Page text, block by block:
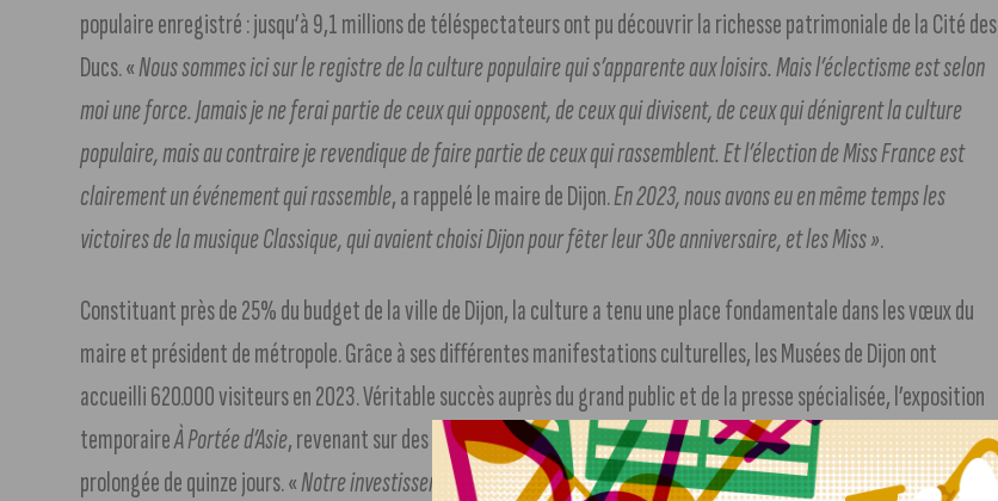
populaire enregistré : jusqu’à 9,1 millions de téléspectateurs ont pu découvrir la richesse patrimoniale de la Cité des
Ducs. «Nous sommes ici sur le registre de la culture populaire qui s’apparente aux loisirs. Mais l’éclectisme est selon
moi une force. Jamais je ne ferai partie de ceux qui opposent, de ceux qui divisent, de ceux qui dénigrent la culture
populaire, mais au contraire je revendique de faire partie de ceux qui rassemblent. Et l’élection de Miss France est
clairement un événement qui rassemble, a rappelé le maire de Dijon.En 2023, nous avons eu en même temps les
victoires de la musique Classique, qui avaient choisi Dijon pour fêter leur 30e anniversaire, et les Miss ».
Constituant près de 25% du budget de la ville de Dijon, la culture a tenu une place fondamentale dans les vœux du
maire et président de métropole. Grâce à ses différentes manifestations culturelles, les Musées de Dijon ont
accueilli 620.000 visiteurs en 2023. Véritable succès auprès du grand public et de la presse spécialisée, l’exposition
temporaireÀ Portée d’Asie, revenant sur des siècles d’engouement pour l’art asiatique en France, a même été
prolongée de quinze jours. «Notre investissement en matière culturelle ne faiblira pas. Cet investissement continu et